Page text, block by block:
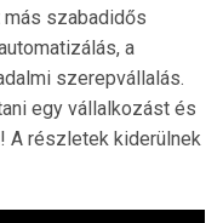
más szabadidős
a
szerepvállalás.
egy vállalkozást és
A részletek kiderülnek